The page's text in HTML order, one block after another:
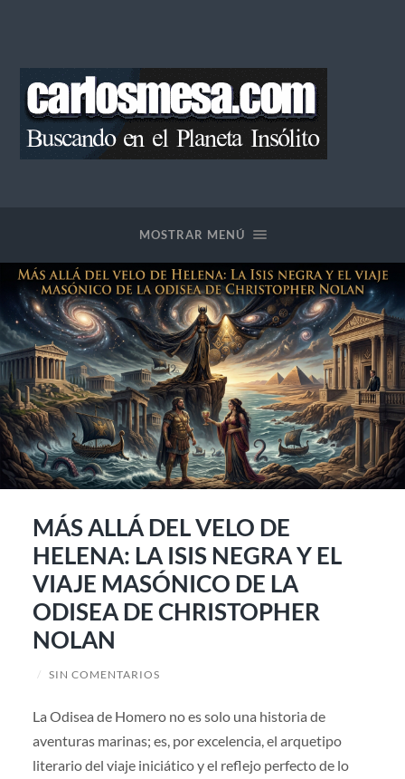
MOSTRAR MENÚ
MÁS ALLÁ DEL VELO DE
HELENA: LA ISIS NEGRA Y EL
VIAJE MASÓNICO DE LA
ODISEA DE CHRISTOPHER
NOLAN
/ SIN COMENTARIOS
La Odisea de Homero no es solo una historia de
aventuras marinas; es, por excelencia, el arquetipo
literario del viaje iniciático y el reflejo perfecto de lo